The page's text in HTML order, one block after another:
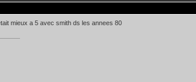
mieux a 5 avec smith ds les annees 80